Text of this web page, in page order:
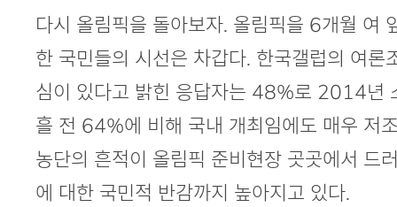
다시 올림픽을 돌아보자. 올림픽을 6개월 여
한 국민들의 시선은 차갑다. 한국갤럽의 여론
심이 있다고 밝힌 응답자는 48%로 2014년
흘 전 64%에 비해 국내 개최임에도 매우 저
농단의 흔적이 올림픽 준비현장 곳곳에서 드
에 대한 국민적 반감까지 높아지고 있다.